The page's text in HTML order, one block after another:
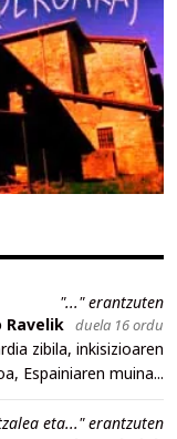
"..." erantzuten
Ravelik duela 16 ordu
zibila, inkisizioaren
Espainiaren muina...
eta..." erantzuten